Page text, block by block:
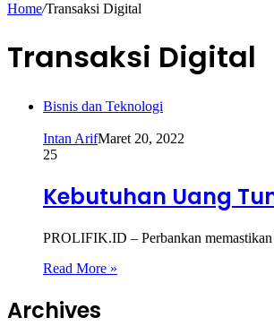
Home/Transaksi Digital
Transaksi Digital
Bisnis dan Teknologi
Intan ArifMaret 20, 2022
25
Kebutuhan Uang
PROLIFIK.ID – Perbankan
Read More »
Archives